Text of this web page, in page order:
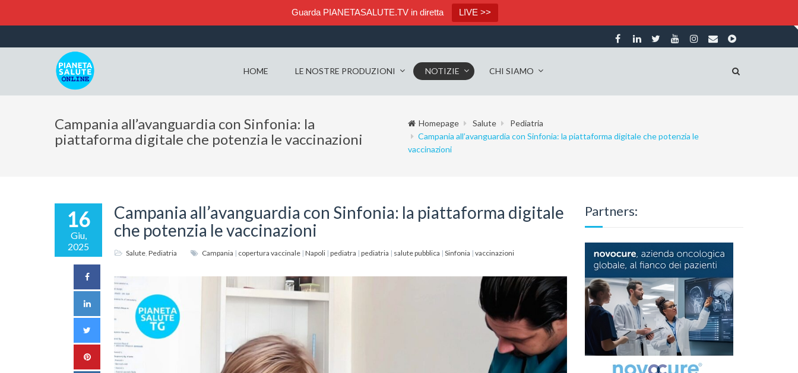
Guarda PIANETASALUTE.TV in diretta LIVE >>
HOME LE NOSTRE PRODUZIONI NOTIZIE CHI SIAMO
Campania all’avanguardia con Sinfonia: la
piattaforma digitale che potenzia le vaccinazioni
Homepage Salute
Pediatria
Campania all’avanguardia con Sinfonia: la piattaforma digitale che potenzia le
vaccinazioni
16
Giu,
2025
Campania all’avanguardia con Sinfonia: la piattaforma digitale
che potenzia le vaccinazioni
Salute, Pediatria Campania | copertura vaccinale | Napoli | pediatra | pediatria | salute pubblica | Sinfonia | vaccinazioni
Partners: